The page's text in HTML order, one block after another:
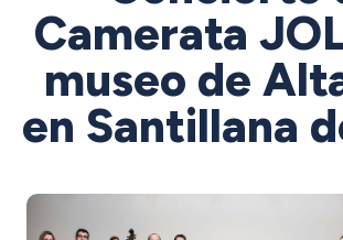
Camerata
museo de
en Santillana